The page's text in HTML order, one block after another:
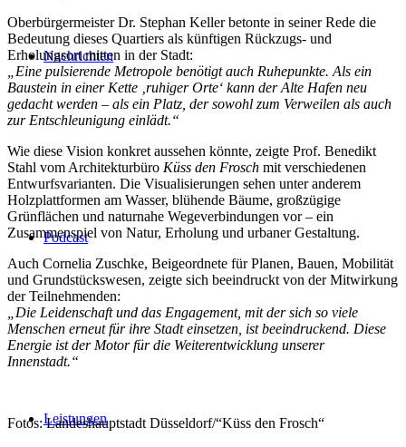
Nachrichten
Podcast
Leistungen
Oberbürgermeister Dr. Stephan Keller betonte in seiner Rede die
Bedeutung dieses Quartiers als künftigen Rückzugs- und
Erholungsort mitten in der Stadt:
„Eine pulsierende Metropole benötigt auch Ruhepunkte. Als ein
Baustein in einer Kette ‚ruhiger Orte‘ kann der Alte Hafen neu
gedacht werden – als ein Platz, der sowohl zum Verweilen als auch
zur Entschleunigung einlädt.“
Wie diese Vision konkret aussehen könnte, zeigte Prof. Benedikt
Stahl vom Architekturbüro Küss den Frosch mit verschiedenen
Entwurfsvarianten. Die Visualisierungen sehen unter anderem
Holzplattformen am Wasser, blühende Bäume, großzügige
Grünflächen und naturnahe Wegeverbindungen vor – ein
Zusammenspiel von Natur, Erholung und urbaner Gestaltung.
Auch Cornelia Zuschke, Beigeordnete für Planen, Bauen, Mobilität
und Grundstückswesen, zeigte sich beeindruckt von der Mitwirkung
der Teilnehmenden:
„Die Leidenschaft und das Engagement, mit der sich so viele
Menschen erneut für ihre Stadt einsetzen, ist beeindruckend. Diese
Energie ist der Motor für die Weiterentwicklung unserer
Innenstadt.“
Fotos: Landeshauptstadt Düsseldorf/“Küss den Frosch“